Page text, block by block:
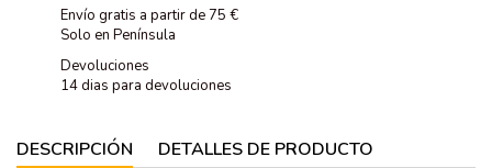
Envío gratis a partir de 75 €
Solo en Península
Devoluciones
14 dias para devoluciones
DESCRIPCIÓN DETALLES DE PRODUCTO